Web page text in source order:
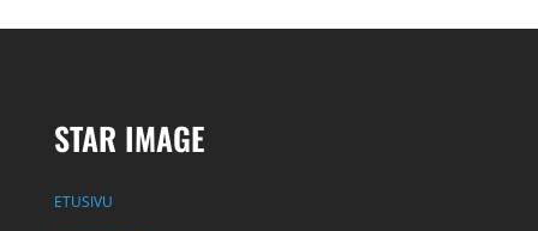
STAR IMAGE
ETUSIVU